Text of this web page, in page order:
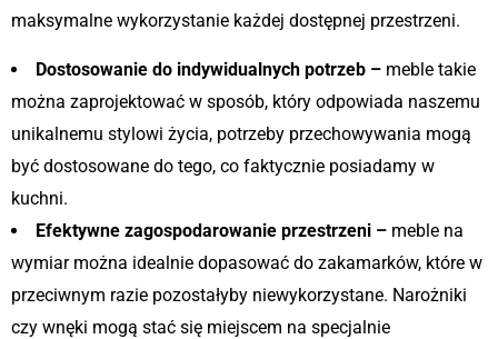
maksymalne wykorzystanie każdej dostępnej przestrzeni.
Dostosowanie do indywidualnych potrzeb – meble takie
można zaprojektować w sposób, który odpowiada naszemu
unikalnemu stylowi życia, potrzeby przechowywania mogą
być dostosowane do tego, co faktycznie posiadamy w
kuchni.
Efektywne zagospodarowanie przestrzeni – meble na
wymiar można idealnie dopasować do zakamarków, które w
przeciwnym razie pozostałyby niewykorzystane. Narożniki
czy wnęki mogą stać się miejscem na specjalnie